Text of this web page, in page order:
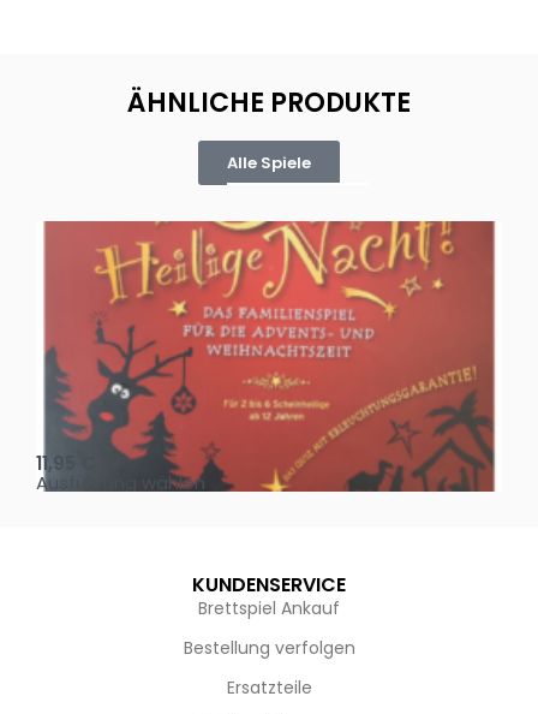
ÄHNLICHE PRODUKTE
Alle Spiele
Oh, heilige Nacht!
11,95
Ausführung wählen
KUNDENSERVICE
Brettspiel Ankauf
Bestellung verfolgen
Ersatzteile